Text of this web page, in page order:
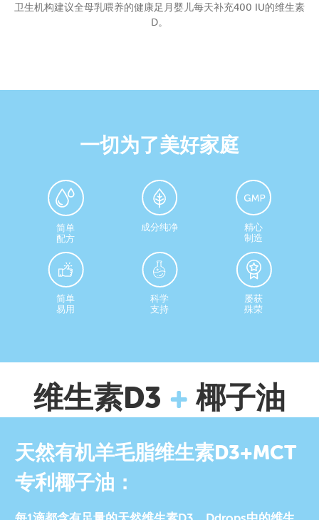
卫生机构建议全母乳喂养的健康足月婴儿每天补充400 IU的维生素
D。
一切为了美好家庭
简单
配方
成分纯净
精心
制造
简单
易用
科学
支持
屡获
殊荣
维生素D3 + 椰子油
天然有机羊毛脂维生素D3+MCT
专利椰子油：